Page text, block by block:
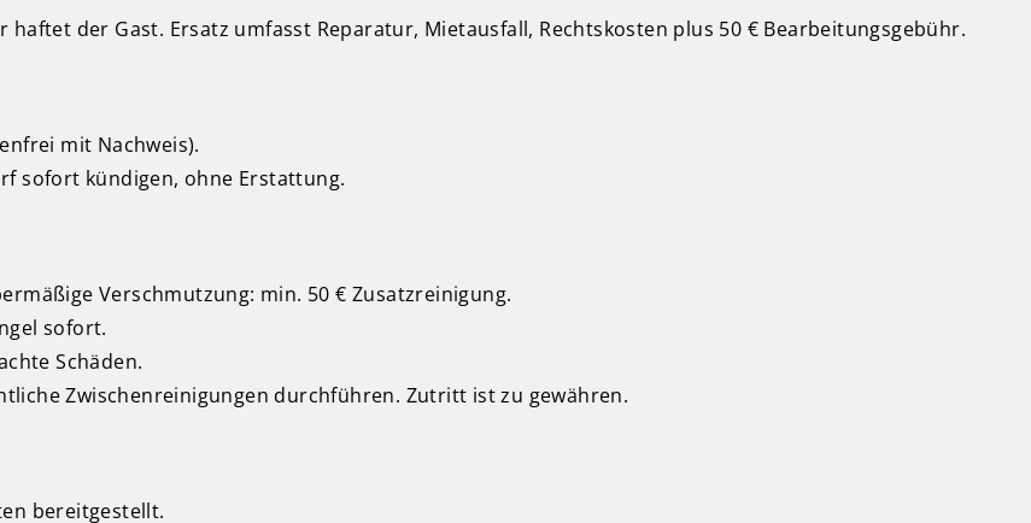
der Gast. Ersatz umfasst Reparatur, Mietausfall, Rechtskosten plus 50 € Bearbeitungsgebühr.
mit Nachweis).
sofort kündigen, ohne Erstattung.
Verschmutzung: min. 50 € Zusatzreinigung.
sofort.
Schäden.
Zwischenreinigungen durchführen. Zutritt ist zu gewähren.
bereitgestellt.